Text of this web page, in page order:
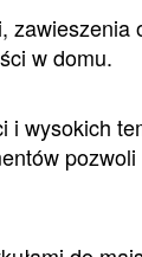
w domu.
i wysokich